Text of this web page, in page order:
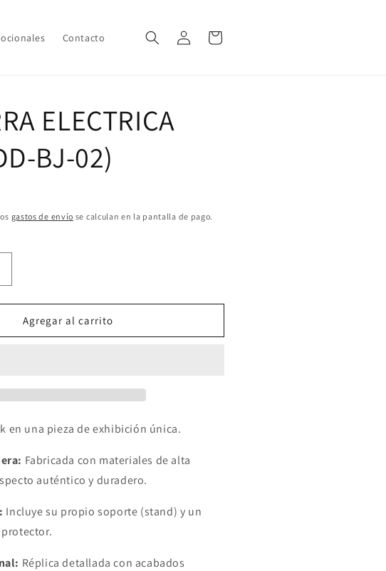
Contacto
sesión
Carrito
ELECTRICA
BJ-02)
gastos de envío se calculan en la pantalla de pago.
GUITARRA
Agregar al carrito
en una pieza de exhibición única.
Fabricada con materiales de alta
auténtico y duradero.
Incluye su propio soporte (stand) y un
Réplica detallada con acabados